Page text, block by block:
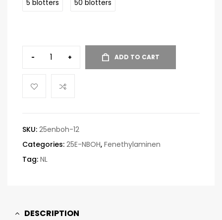
5 blotters 50 blotters
- + ADD TO CART
SKU: 25enboh-12
Categories: 25E-NBOH, Fenethylaminen
Tag: NL
DESCRIPTION